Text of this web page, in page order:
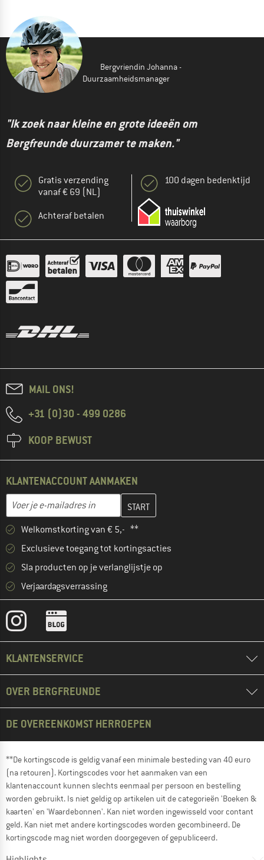
Bergvriendin Johanna -
Duurzaamheidsmanager
"Ik zoek naar kleine en grote ideeën om
Bergfreunde duurzamer te maken."
Gratis verzending
vanaf € 69 (NL)
Achteraf betalen
100 dagen bedenktijd
MAIL ONS!
+31 (0)30 - 499 0286
KOOP BEWUST
KLANTENACCOUNT AANMAKEN
E-mailadres
Vul je e-mailadres hier in en maak in de volgende stap je
Welkomstkorting van € 5,- **
Exclusieve toegang tot kortingsacties
Sla producten op je verlanglijstje op
Verjaardagsverrassing
KLANTENSERVICE
OVER BERGFREUNDE
DE OVEREENKOMST HERROEPEN
**De kortingscode is geldig vanaf een minimale besteding van 40 euro
(na retouren). Kortingscodes voor het aanmaken van een
klantenaccount kunnen slechts eenmaal per persoon en bestelling
worden gebruikt. Is niet geldig op artikelen uit de categorieën 'Boeken &
kaarten' en 'Waardebonnen'. Kan niet worden ingewisseld voor contant
geld. Kan niet met andere kortingscodes worden gecombineerd. De
kortingscode mag niet worden doorgegeven of gepubliceerd.